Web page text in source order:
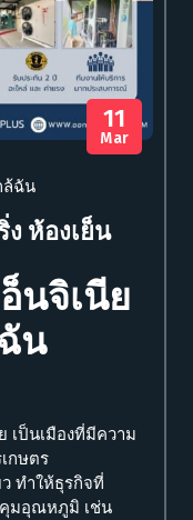
ล้ฉัน
11
Mar
ห้องเย็น
นจิเนีย
น
เป็นเมืองที่มีความ
กษตร
ทำให้ธุรกิจที่
คุมอุณหภูมิ เช่น